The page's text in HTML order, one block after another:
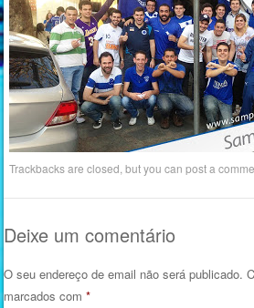
Trackbacks are closed, but you canpost a
Deixe um comentário
O seu endereço de email não será publicado.
marcados com*